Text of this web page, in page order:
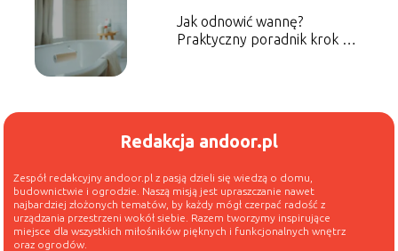
Jak odnowić wannę?
Praktyczny poradnik krok po
Redakcja andoor.pl
Zespół redakcyjny andoor.pl z pasją dzieli się wiedzą o domu,
budownictwie i ogrodzie. Naszą misją jest upraszczanie nawet
najbardziej złożonych tematów, by każdy mógł czerpać radość z
urządzania przestrzeni wokół siebie. Razem tworzymy inspirujące
miejsce dla wszystkich miłośników pięknych i funkcjonalnych wnętrz
oraz ogrodów.